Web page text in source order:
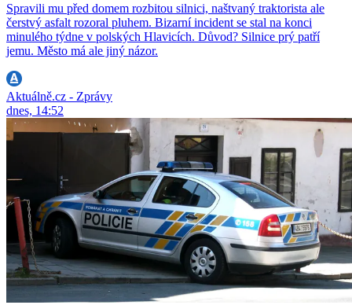
Spravili mu před domem rozbitou silnici, naštvaný traktorista ale
čerstvý asfalt rozoral pluhem. Bizarní incident se stal na konci
minulého týdne v polských Hlavicích. Důvod? Silnice prý patří
jemu. Město má ale jiný názor.
Aktuálně.cz - Zprávy
dnes, 14:52